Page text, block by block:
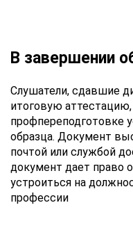
В завершении
Слушатели, сдавшие
итоговую
профпереподготовке
образца. Документ
почтой или службой
документ дает право
устроиться на
профессии